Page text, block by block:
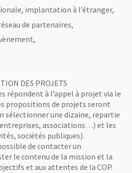
implantation à l’étranger,
de partenaires,
DES PROJETS
répondent à l’appel à projet via le
propositions de projets seront
sélectionner une dizaine, repartie
associations…) et les
sociétés publiques).
de contacter un
le contenu de la mission et la
et aux attentes de la COP.